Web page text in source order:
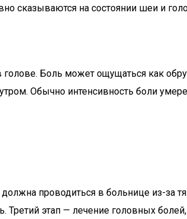
сказываются на состоянии шеи и
Боль может ощущаться как
Обычно интенсивность боли
проводиться в больнице из-за
Третий этап — лечение головных